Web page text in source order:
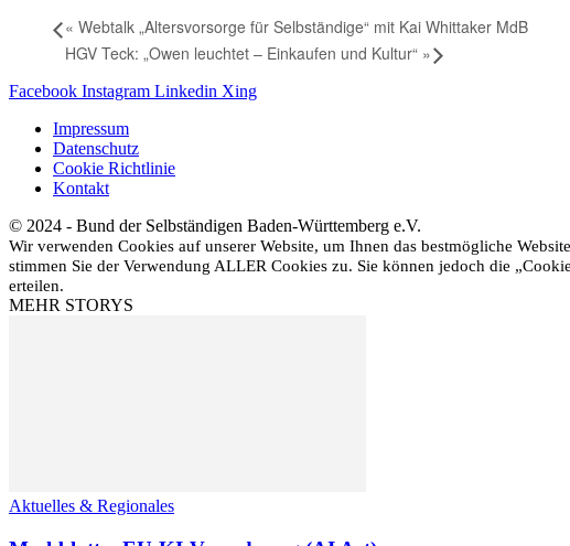
« Webtalk „Altersvorsorge für Selbständige“ mit Kai Whittaker MdB
HGV Teck: „Owen leuchtet – Einkaufen und Kultur“ »
Facebook Instagram Linkedin Xing
Impressum
Datenschutz
Cookie Richtlinie
Kontakt
© 2024 - Bund der Selbständigen Baden-Württemberg e.V.
Wir verwenden Cookies auf unserer Website, um Ihnen das bestmögliche
stimmen Sie der Verwendung ALLER Cookies zu. Sie können jedoch die
erteilen.
MEHR STORYS
Aktuelles & Regionales